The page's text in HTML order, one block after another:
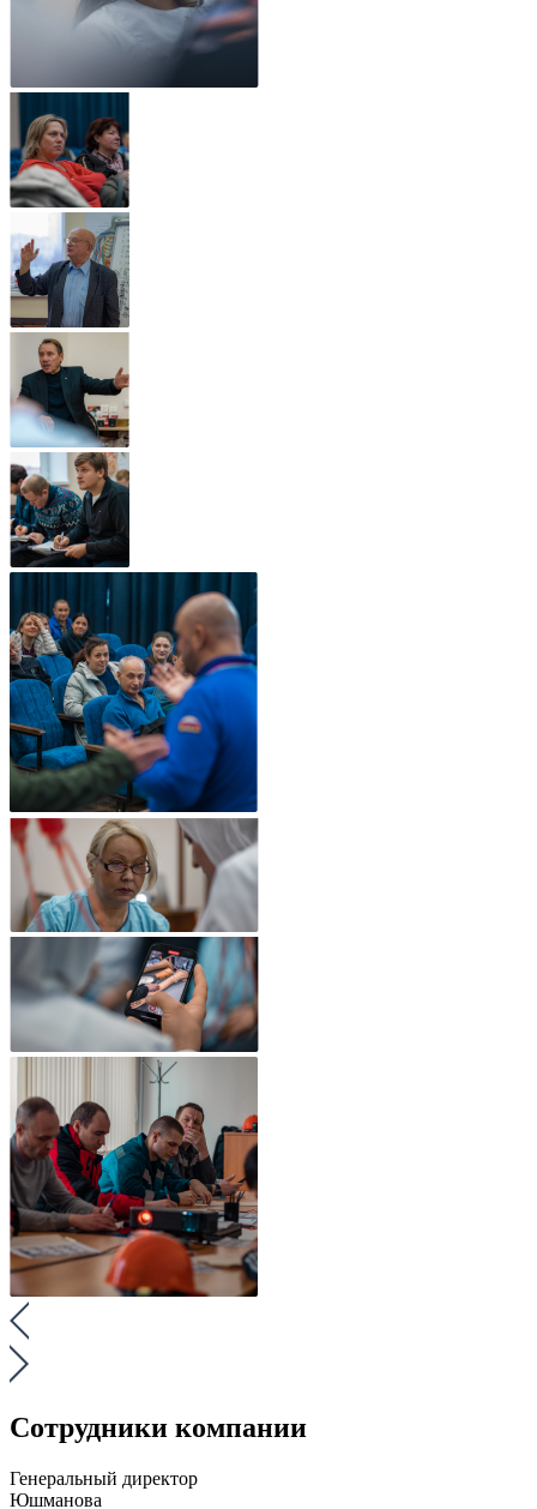
Сотрудники компании
Генеральный директор
Юшманова